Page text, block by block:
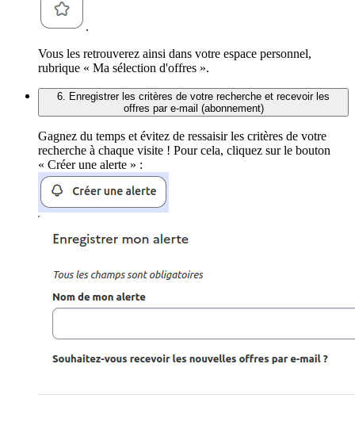
.
Vous les retrouverez ainsi dans votre espace personnel,
rubrique « Ma sélection d'offres ».
6. Enregistrer les critères de votre recherche et recevoir les
offres par e-mail (abonnement)
Gagnez du temps et évitez de ressaisir les critères de votre
recherche à chaque visite ! Pour cela, cliquez sur le bouton
« Créer une alerte » :